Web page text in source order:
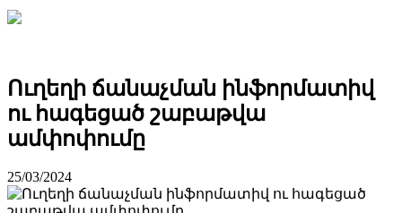
Ուղեղի ճանաչման ինֆորմատիվ
ու հագեցած շաբաթվա
ամփոփումը
25/03/2024